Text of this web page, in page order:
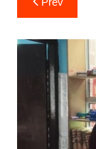
k
navigation